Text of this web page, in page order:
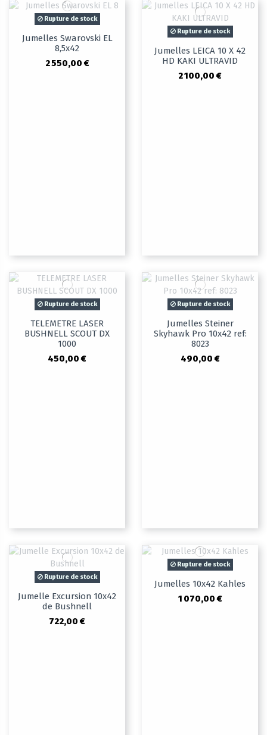
Rupture de stock
Jumelles Swarovski EL
8,5x42
2 550,00 €
Rupture de stock
Jumelles LEICA 10 X 42
HD KAKI ULTRAVID
2 100,00 €
Rupture de stock
TELEMETRE LASER
BUSHNELL SCOUT DX
1000
450,00 €
Rupture de stock
Jumelles Steiner
Skyhawk Pro 10x42 ref:
8023
490,00 €
Rupture de stock
Jumelle Excursion 10x42
de Bushnell
722,00 €
Rupture de stock
Jumelles 10x42 Kahles
1 070,00 €